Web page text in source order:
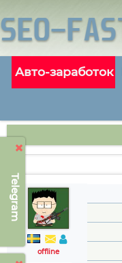
Telegram
Авто-заработок
offline